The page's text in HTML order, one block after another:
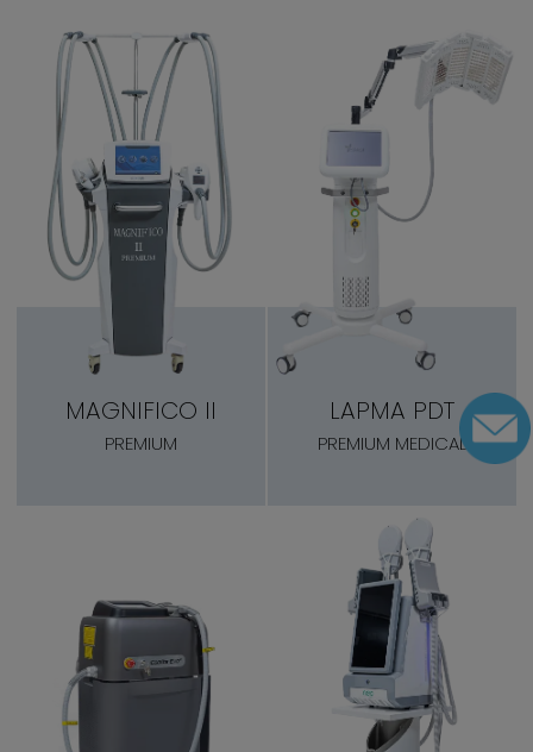
MAGNIFICO II
PREMIUM
LAPMA PDT
PREMIUM MEDICAL